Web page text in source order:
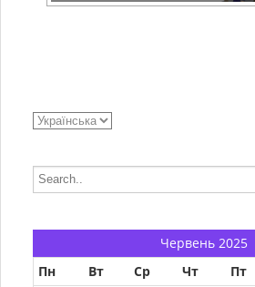
Червень 2025
Пн
Вт Ср Чт Пт